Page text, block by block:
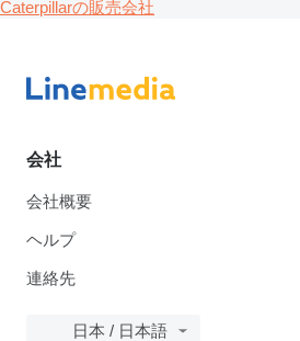
Caterpillarの販売会社
会社
会社概要
ヘルプ
連絡先
日本 / 日本語